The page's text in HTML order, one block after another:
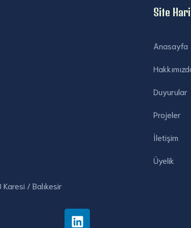
Karesi / Balıkesir
Site
Anasayfa
Duyurular
Projeler
İletişim
Üyelik